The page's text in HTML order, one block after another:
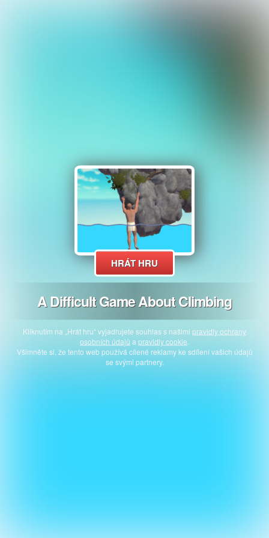
HRÁT HRU
A Difficult Game About Climbing
Kliknutím na „Hrát hru“ vyjadřujete souhlas s našimi pravidly ochrany
osobních údajů a pravidly cookie
Všimněte si, že tento web používá cílené reklamy ke sdílení vašich údajů
se svými partnery.